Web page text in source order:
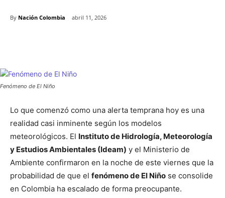
By Nación Colombia abril 11, 2026
Fenómeno de El Niño
Lo que comenzó como una alerta temprana hoy es una
realidad casi inminente según los modelos
meteorológicos. El Instituto de Hidrología, Meteorología
y Estudios Ambientales (Ideam) y el Ministerio de
Ambiente confirmaron en la noche de este viernes que la
probabilidad de que el fenómeno de El Niño se consolide
en Colombia ha escalado de forma preocupante.